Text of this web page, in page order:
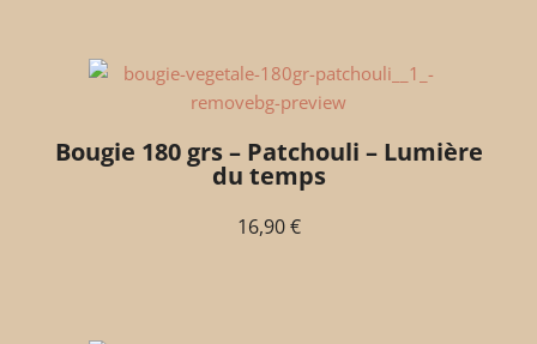
Bougie 180 grs – Patchouli – Lumière
du temps
16,90€